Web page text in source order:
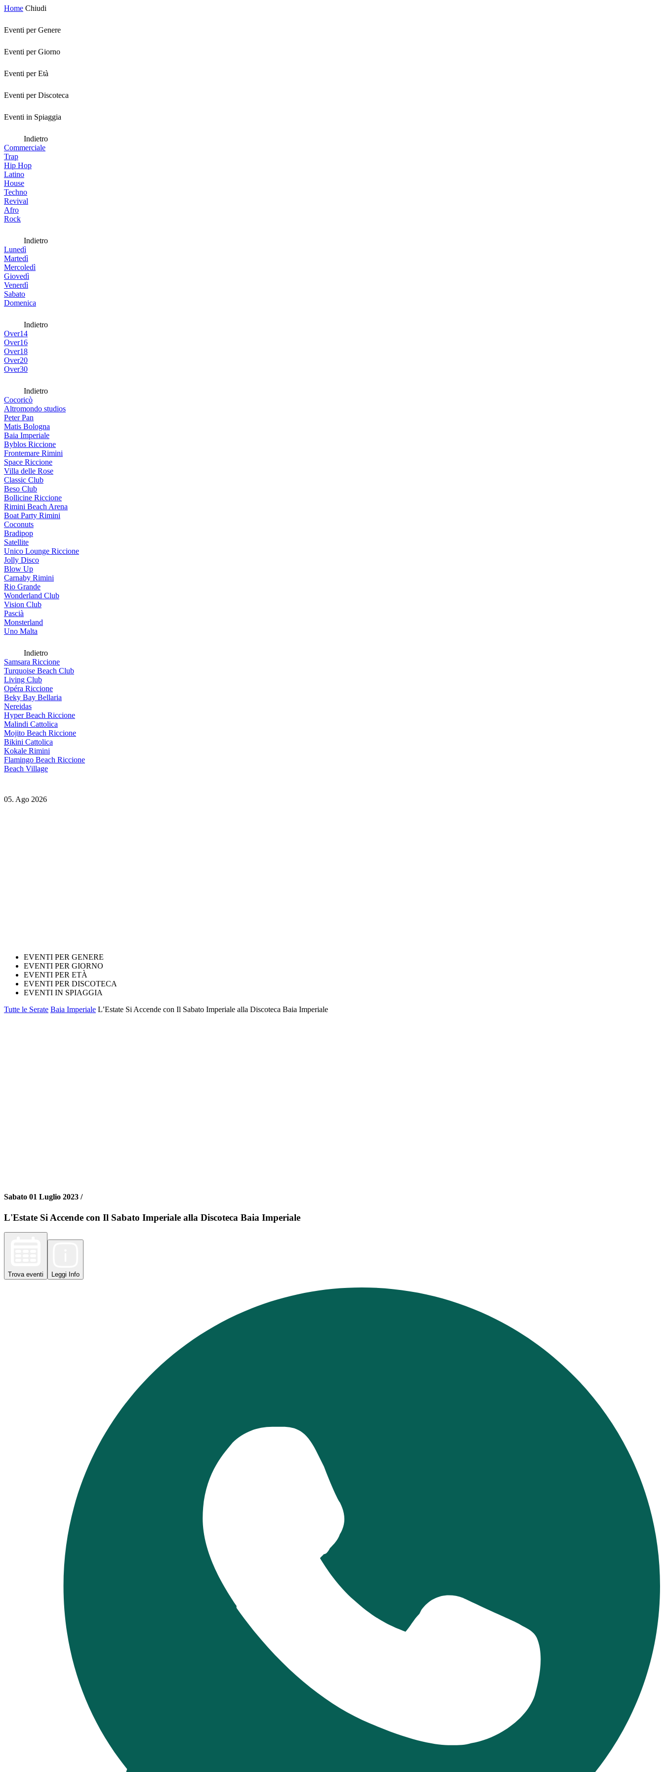
Home Chiudi
Eventi per Genere
Eventi per Giorno
Eventi per Età
Eventi per Discoteca
Eventi in Spiaggia
Indietro
Commerciale
Trap
Hip Hop
Latino
House
Techno
Revival
Afro
Rock
Indietro
Lunedì
Martedì
Mercoledì
Giovedì
Venerdì
Sabato
Domenica
Indietro
Over14
Over16
Over18
Over20
Over30
Indietro
Cocoricò
Altromondo studios
Peter Pan
Matis Bologna
Baia Imperiale
Byblos Riccione
Frontemare Rimini
Space Riccione
Villa delle Rose
Classic Club
Beso Club
Bollicine Riccione
Rimini Beach Arena
Boat Party Rimini
Coconuts
Bradipop
Satellite
Unico Lounge Riccione
Jolly Disco
Blow Up
Carnaby Rimini
Rio Grande
Wonderland Club
Vision Club
Pascià
Monsterland
Uno Malta
Indietro
Samsara Riccione
Turquoise Beach Club
Living Club
Opéra Riccione
Beky Bay Bellaria
Nereidas
Hyper Beach Riccione
Malindi Cattolica
Mojito Beach Riccione
Bikini Cattolica
Kokale Rimini
Flamingo Beach Riccione
Beach Village
05. Ago 2026
EVENTI PER GENERE
EVENTI PER GIORNO
EVENTI PER ETÀ
EVENTI PER DISCOTECA
EVENTI IN SPIAGGIA
Tutte le Serate Baia Imperiale L’Estate Si Accende con Il Sabato Imperiale alla Discoteca Baia Imperiale
Sabato 01 Luglio 2023 /
L'Estate Si Accende con Il Sabato Imperiale alla Discoteca Baia Imperiale
Trova eventi Leggi Info